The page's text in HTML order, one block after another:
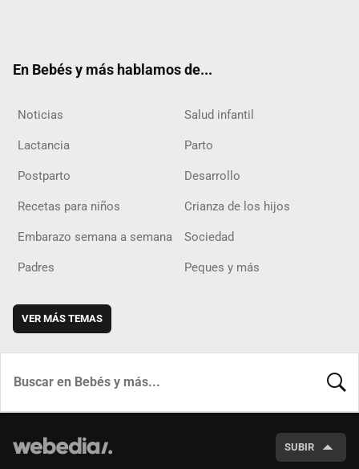
En Bebés y más hablamos de...
Noticias Salud infantil
Lactancia Parto
Postparto Desarrollo
Recetas para niños Crianza de los hijos
Embarazo semana a semana Sociedad
Padres Peques y más
VER MÁS TEMAS
SUBIR